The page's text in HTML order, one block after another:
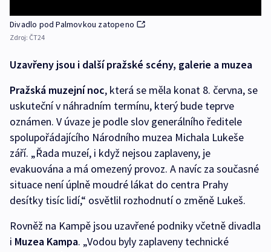
Divadlo pod Palmovkou zatopeno
Zdroj: ČT24
Uzavřeny jsou i další pražské scény, galerie a muzea
Pražská muzejní noc, která se měla konat 8. června, se
uskuteční v náhradním termínu, který bude teprve
oznámen. V úvaze je podle slov generálního ředitele
spolupořádajícího Národního muzea Michala Lukeše
září. „Řada muzeí, i když nejsou zaplaveny, je
evakuována a má omezený provoz. A navíc za současné
situace není úplně moudré lákat do centra Prahy
desítky tisíc lidí,“ osvětlil rozhodnutí o změně Lukeš.
Rovněž na Kampě jsou uzavřené podniky včetně divadla
i Muzea Kampa. „Vodou byly zaplaveny technické